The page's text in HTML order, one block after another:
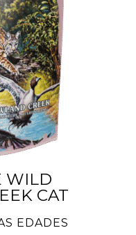
WILD
CAT
EDADES